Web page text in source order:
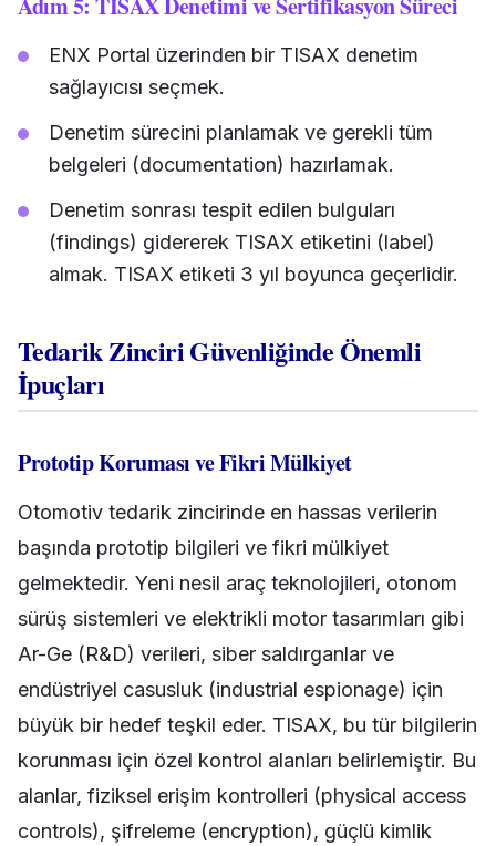
ENX Portal üzerinden bir TISAX denetim
sağlayıcısı seçmek.
Denetim sürecini planlamak ve gerekli tüm
belgeleri (documentation) hazırlamak.
Denetim sonrası tespit edilen bulguları
(findings) gidererek TISAX etiketini (label)
almak. TISAX etiketi 3 yıl boyunca geçerlidir.
Tedarik Zinciri Güvenliğinde Önemli
İpuçları
Prototip Koruması ve Fikri Mülkiyet
Otomotiv tedarik zincirinde en hassas verilerin
başında prototip bilgileri ve fikri mülkiyet
gelmektedir. Yeni nesil araç teknolojileri, otonom
sürüş sistemleri ve elektrikli motor tasarımları gibi
Ar-Ge (R&D) verileri, siber saldırganlar ve
endüstriyel casusluk (industrial espionage) için
büyük bir hedef teşkil eder. TISAX, bu tür bilgilerin
korunması için özel kontrol alanları belirlemiştir. Bu
alanlar, fiziksel erişim kontrolleri (physical access
controls), şifreleme (encryption), güçlü kimlik